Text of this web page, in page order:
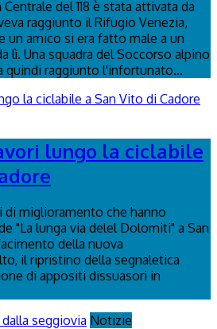
del 118 è stata attivata da
raggiunto il Rifugio Venezia,
un amico si era fatto male a un
lì. Una squadra del Soccorso alpino
quindi raggiunto l'infortunato...
lungo la ciclabile
miglioramento che hanno
"La lunga via delel Dolomiti" a San
della nuova
il ripristino della segnaletica
di appositi dissuasori in
Notizie